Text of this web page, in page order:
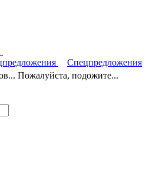
Спецпредложения
Пожалуйста, подожите...